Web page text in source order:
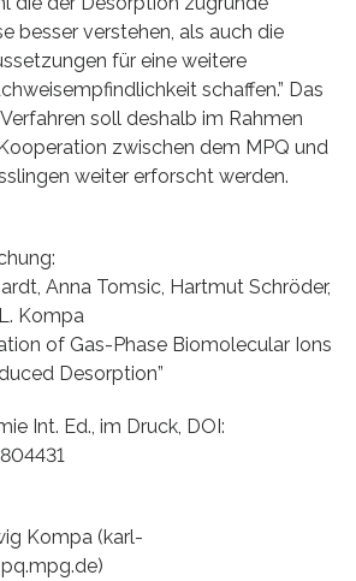
besser verstehen, als auch die
für eine weitere
schaffen.” Das
soll deshalb im Rahmen
zwischen dem MPQ und
weiter erforscht werden.
Anna Tomsic, Hartmut Schröder,
Kompa
of Gas-Phase Biomolecular Ions
Desorption”
Int. Ed., im Druck, DOI:
Kompa (karl-